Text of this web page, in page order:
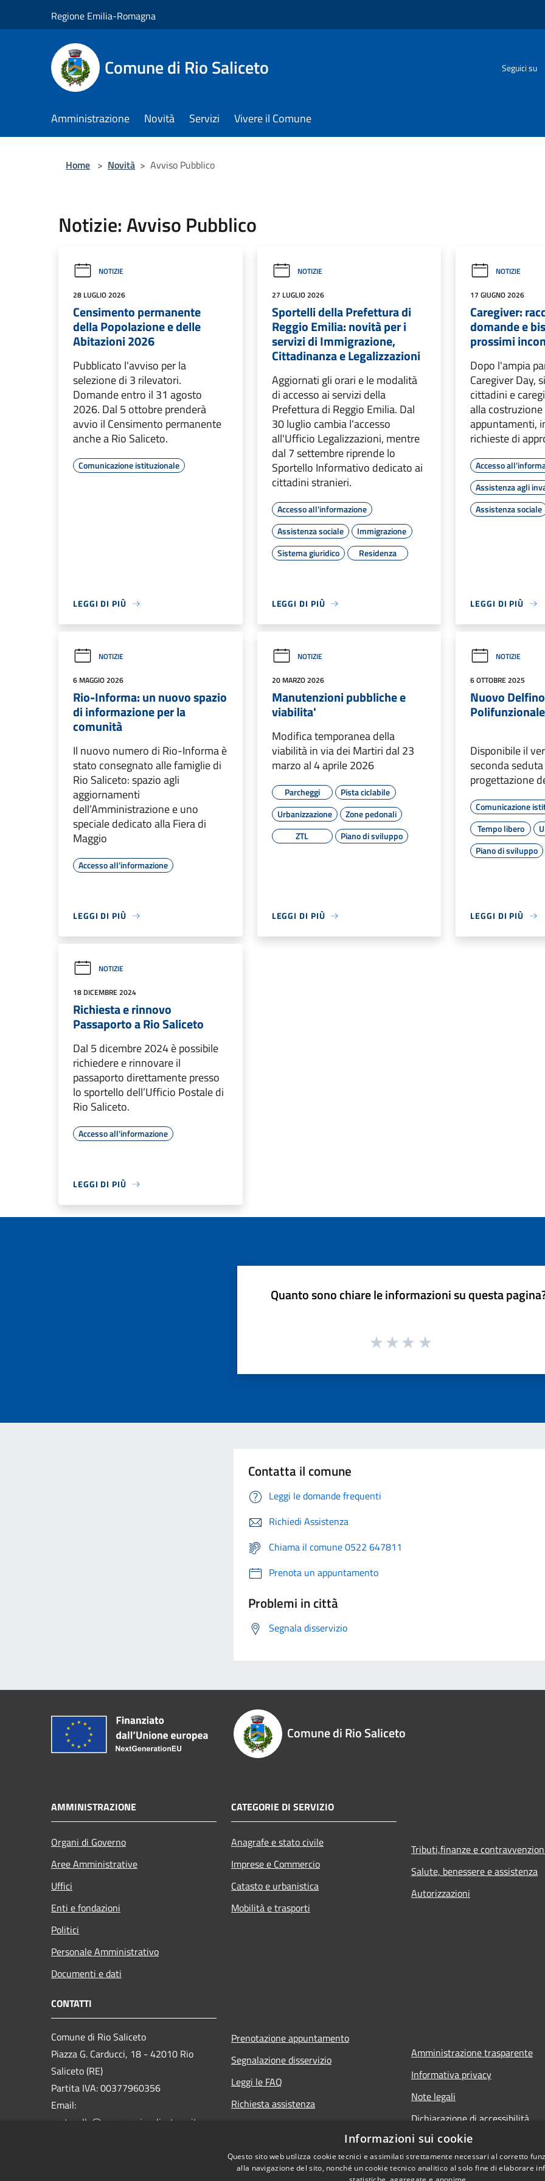
Regione Emilia-Romagna
Comune di Rio Saliceto Seguici su
Amministrazione Novità Servizi Vivere il Comune
Home > Novità > Avviso Pubblico
Notizie: Avviso Pubblico
NOTIZIE
28 LUGLIO 2026
Censimento permanente
della Popolazione e delle
Abitazioni 2026
Pubblicato l'avviso per la
selezione di 3 rilevatori.
Domande entro il 31 agosto
2026. Dal 5 ottobre prenderà
avvio il Censimento permanente
anche a Rio Saliceto.
Comunicazione istituzionale
LEGGI DI PIÙ
NOTIZIE
27 LUGLIO 2026
Sportelli della Prefettura di
Reggio Emilia: novità per i
servizi di Immigrazione,
Cittadinanza e Legalizzazioni
Aggiornati gli orari e le modalità
di accesso ai servizi della
Prefettura di Reggio Emilia. Dal
30 luglio cambia l'accesso
all'Ufficio Legalizzazioni, mentre
dal 7 settembre riprende lo
Sportello Informativo dedicato ai
cittadini stranieri.
Accesso all'informazione
Assistenza sociale
Immigrazione
Sistema giuridico
Residenza
LEGGI DI PIÙ
NOTIZIE
17 GIUGNO 2026
Caregiver:
domande e
prossimi
Dopo l'ampia
Caregiver Day,
cittadini e
alla
appuntamenti,
richieste di
Accesso
Assistenza agli
Assistenza sociale
LEGGI DI PIÙ
NOTIZIE
6 MAGGIO 2026
Rio-Informa: un nuovo spazio
di informazione per la
comunità
Il nuovo numero di Rio-Informa è
stato consegnato alle famiglie di
Rio Saliceto: spazio agli
aggiornamenti
dell’Amministrazione e uno
speciale dedicato alla Fiera di
Maggio
Accesso all'informazione
LEGGI DI PIÙ
NOTIZIE
20 MARZO 2026
Manutenzioni pubbliche e
viabilita'
Modifica temporanea della
viabilità in via dei Martiri dal 23
marzo al 4 aprile 2026
Parcheggi
Pista ciclabile
Urbanizzazione
Zone pedonali
ZTL
Piano di sviluppo
LEGGI DI PIÙ
NOTIZIE
6 OTTOBRE 2025
Nuovo
Disponibile il
seconda
progettazione
Comunicazione
Tempo libero
Piano di sviluppo
LEGGI DI PIÙ
NOTIZIE
18 DICEMBRE 2024
Richiesta e rinnovo
Passaporto a Rio Saliceto
Dal 5 dicembre 2024 è possibile
richiedere e rinnovare il
passaporto direttamente presso
lo sportello dell’Ufficio Postale di
Rio Saliceto.
Accesso all'informazione
LEGGI DI PIÙ
Quanto sono chiare le informazioni su questa
Contatta il comune
Leggi le domande frequenti
Richiedi Assistenza
Chiama il comune 0522 647811
Prenota un appuntamento
Problemi in città
Segnala disservizio
Comune di Rio Saliceto
AMMINISTRAZIONE
Organi di Governo
Aree Amministrative
Uffici
Enti e fondazioni
Politici
Personale Amministrativo
Documenti e dati
CATEGORIE DI SERVIZIO
Anagrafe e stato civile
Imprese e Commercio
Catasto e urbanistica
Mobilità e trasporti
Tributi,finanze e
Salute, benessere e assistenza
Autorizzazioni
CONTATTI
Comune di Rio Saliceto
Piazza G. Carducci, 18 - 42010 Rio
Saliceto (RE)
Partita IVA: 00377960356
Email:
protocollo@comune.riosaliceto.re.it
Prenotazione appuntamento
Segnalazione disservizio
Leggi le FAQ
Richiesta assistenza
Amministrazione trasparente
Informativa privacy
Note legali
Dichiarazione di accessibilità
Informazioni sui cookie
Questo sito web utilizza cookie tecnici e assimilati strettamente necessari al corretto
alla navigazione del sito, nonché un cookie tecnico analitico al solo fine di elaborare